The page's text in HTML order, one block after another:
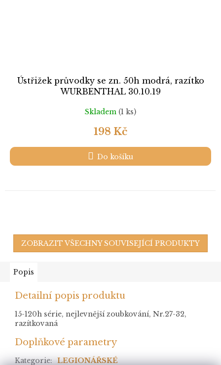
Ústřižek průvodky se zn. 50h modrá, razítko
WURBENTHAL 30.10.19
Skladem (1 ks)
198 Kč
Do košíku
ZOBRAZIT VŠECHNY SOUVISEJÍCÍ PRODUKTY
Popis
Detailní popis produktu
15-120h série, nejlevnější zoubkování, Nr.27-32,
razítkovaná
Doplňkové parametry
Kategorie: LEGIONÁŘSKÉ